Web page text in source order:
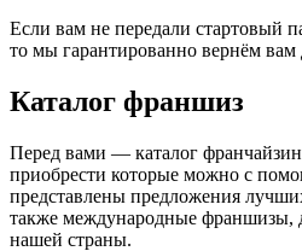
Если вам не передали стартовый
то мы гарантированно вернём вам
Каталог франшиз
Перед вами — каталог
приобрести которые можно с
представлены предложения
также международные франшизы,
нашей страны.